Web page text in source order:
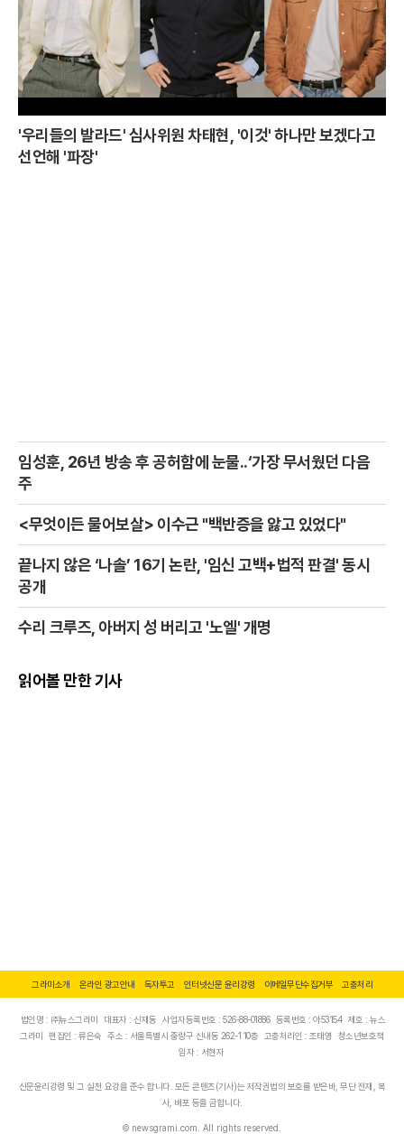
'우리들의 발라드' 심사위원 차태현, '이것' 하나만 보겠다고
선언해 '파장'
임성훈, 26년 방송 후 공허함에 눈물..‘가장 무서웠던 다음
주
<무엇이든 물어보살> 이수근 "백반증을 앓고 있었다"
끝나지 않은 ‘나솔’ 16기 논란, '임신 고백+법적 판결' 동시
공개
수리 크루즈, 아버지 성 버리고 '노엘' 개명
읽어볼 만한 기사
그라미소개 온라인 광고안내 독자투고 인터넷신문 윤리강령 이메일무단수집거부 고충처리
법인명 : ㈜뉴스그라미 대표자 : 신재동 사업자등록번호 : 526-88-01886 등록번호 : 아53154 제호 : 뉴스
그라미
편집인 : 류은숙 주소 : 서울특별시 중랑구 신내동 262-1 10층 고충처리인 : 조태영
청소년보호책
임자 : 서현자
신문윤리강령 및 그 실천 요강을 준수 합니다. 모든 콘텐츠(기사)는 저작권법의 보호를 받은바, 무단 전재, 복
사, 배포 등을 금합니다.
© newsgrami.com. All rights reserved.